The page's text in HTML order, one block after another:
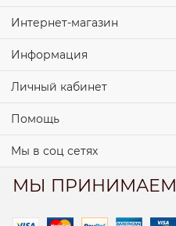
Интернет-магазин
Информация
Личный кабинет
Помощь
Мы в соц сетях
МЫ ПРИНИМАЕМ